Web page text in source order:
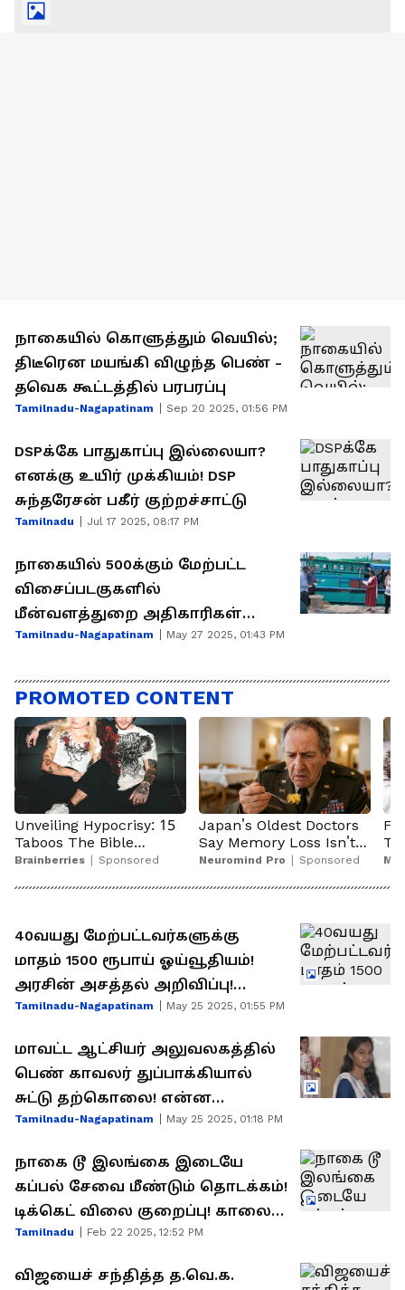
நாகையில் கொளுத்தும் வெயில்;
திடீரென மயங்கி விழுந்த பெண் -
தவெக கூட்டத்தில் பரபரப்பு
Tamilnadu-Nagapatinam Sep 20 2025, 01:56 PM
DSPக்கே பாதுகாப்பு இல்லையா?
எனக்கு உயிர் முக்கியம்! DSP
சுந்தரேசன் பகீர் குற்றச்சாட்டு
Tamilnadu Jul 17 2025, 08:17 PM
நாகையில் 500க்கும் மேற்பட்ட
விசைப்படகுகளில்
மீன்வளத்துறை அதிகாரிகள்
அதிரடி சோதனை! என்ன
Tamilnadu-Nagapatinam May 27 2025, 01:43 PM
40வயது மேற்பட்டவர்களுக்கு
மாதம் 1500 ரூபாய் ஓய்வூதியம்!
அரசின் அசத்தல் அறிவிப்பு!
யாருக்கு தெரியுமா.?
Tamilnadu-Nagapatinam May 25 2025, 01:55 PM
மாவட்ட ஆட்சியர் அலுவலகத்தில்
பெண் காவலர் துப்பாக்கியால்
சுட்டு தற்கொலை! என்ன
காரணம்? வெளியான தகவல்!
Tamilnadu-Nagapatinam May 25 2025, 01:18 PM
நாகை டூ இலங்கை இடையே
கப்பல் சேவை மீண்டும் தொடக்கம்!
டிக்கெட் விலை குறைப்பு! காலை,
மதிய உணவு இலவசம்!
Tamilnadu Feb 22 2025, 12:52 PM
விஜயைச் சந்தித்த த.வெ.க.